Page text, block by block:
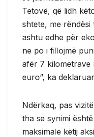
Tetovë, që lidh
shtete, me
ashtu edhe për
ne po i fillojmë
afër 7 kilometrave
euro”, ka
Ndërkaq, pas
tha se synimi
maksimale këtij